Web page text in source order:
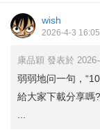
wish
2026-4-3
康品穎 發表於
弱弱地问一句，
給大家下載分享嗎?